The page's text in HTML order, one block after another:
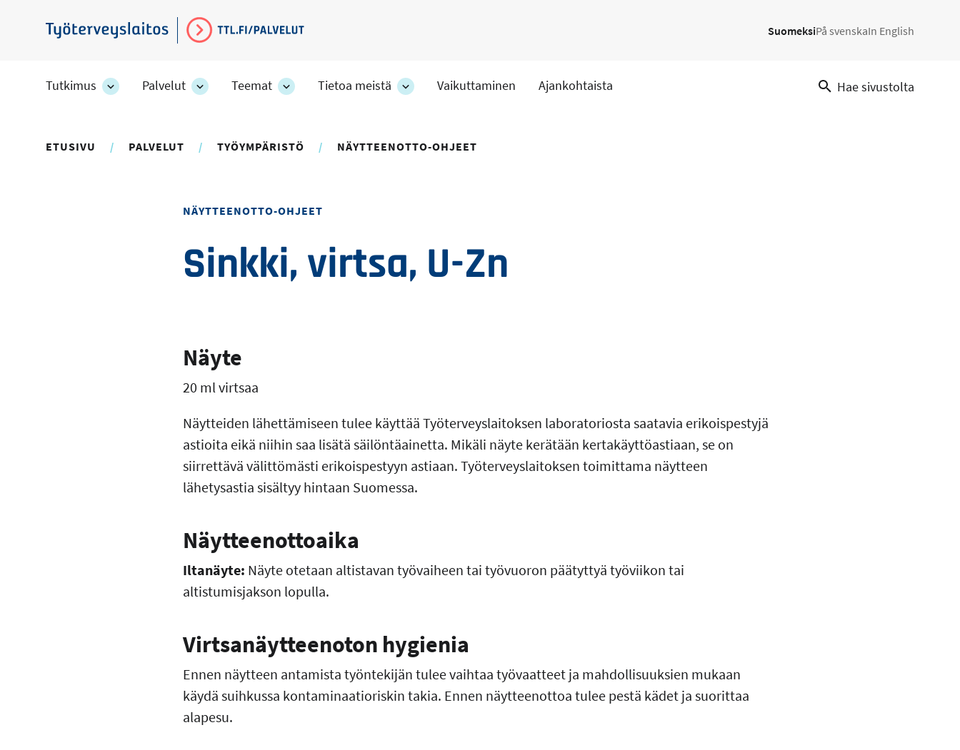
pääsisältöön
Työterveyslaitos
SuomeksiPå svenskaIn English
Tutkimus
TutkimusPalvelut
Palvelut
alakohteet
Teemat
Teemat
alakohteet
Tietoa meistä
Tietoa
alakohteet
Vaikuttaminen Ajankohtaista Hae sivustolta
ETUSIVU PALVELUT TYÖYMPÄRISTÖ NÄYTTEENOTTO-OHJEET
NÄYTTEENOTTO-OHJEET
Sinkki, virtsa, U-Zn
Näyte
20 ml virtsaa
Näytteiden lähettämiseen tulee käyttää Työterveyslaitoksen laboratoriosta saatavia erikoispestyjä
astioita eikä niihin saa lisätä säilöntäainetta. Mikäli näyte kerätään kertakäyttöastiaan, se on
siirrettävä välittömästi erikoispestyyn astiaan. Työterveyslaitoksen toimittama näytteen
lähetysastia sisältyy hintaan Suomessa.
Näytteenottoaika
Iltanäyte: Näyte otetaan altistavan työvaiheen tai työvuoron päätyttyä työviikon tai
altistumisjakson lopulla.
Virtsanäytteenoton hygienia
Ennen näytteen antamista työntekijän tulee vaihtaa työvaatteet ja mahdollisuuksien mukaan
käydä suihkussa kontaminaatioriskin takia. Ennen näytteenottoa tulee pestä kädet ja suorittaa
alapesu.